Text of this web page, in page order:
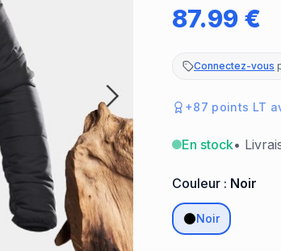
87.99 €
Connectez-vous
+87 points LT
En stock•
Couleur : Noir
Noir